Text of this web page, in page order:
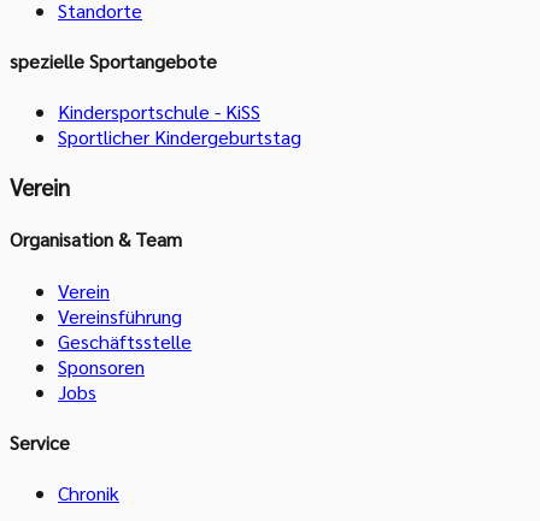
Standorte
spezielle Sportangebote
Kindersportschule - KiSS
Sportlicher Kindergeburtstag
Verein
Organisation & Team
Verein
Vereinsführung
Geschäftsstelle
Sponsoren
Jobs
Service
Chronik